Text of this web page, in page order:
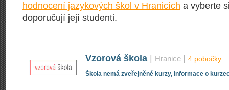
hodnocení jazykových škol v Hranicích a vyberte
doporučují její studenti.
Vzorová škola Hranice 4 pobočky
Škola nemá zveřejněné kurzy, informace o